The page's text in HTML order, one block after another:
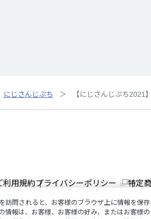
にじさんじぷち 【にじさんじぷち2021
利用規約プライバシーポリシー 特定
訪問されると、お客様のブラウザ上に情報を保
情報は、お客様、お客様の好み、またはお客様